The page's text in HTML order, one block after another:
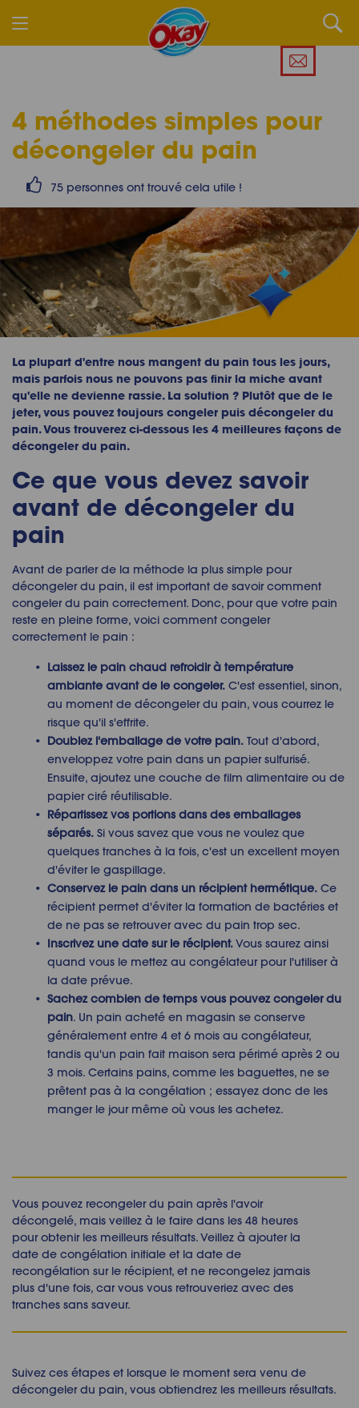
4 méthodes simples pour
décongeler du pain
75 personnes ont trouvé cela utile !
La plupart d'entre nous mangent du pain tous les jours,
mais parfois nous ne pouvons pas finir la miche avant
qu'elle ne devienne rassie. La solution ? Plutôt que de le
jeter, vous pouvez toujours congeler puis décongeler du
pain. Vous trouverez ci-dessous les 4 meilleures façons de
décongeler du pain.
Ce que vous devez savoir
avant de décongeler du
pain
Avant de parler de la méthode la plus simple pour
décongeler du pain, il est important de savoir comment
congeler du pain correctement. Donc, pour que votre pain
reste en pleine forme, voici comment congeler
correctement le pain :
Laissez le pain chaud refroidir à température
ambiante avant de le congeler. C'est essentiel, sinon,
au moment de décongeler du pain, vous courrez le
risque qu'il s'effrite.
Doublez l'emballage de votre pain. Tout d'abord,
enveloppez votre pain dans un papier sulfurisé.
Ensuite, ajoutez une couche de film alimentaire ou de
papier ciré réutilisable.
Répartissez vos portions dans des emballages
séparés. Si vous savez que vous ne voulez que
quelques tranches à la fois, c'est un excellent moyen
d'éviter le gaspillage.
Conservez le pain dans un récipient hermétique. Ce
récipient permet d'éviter la formation de bactéries et
de ne pas se retrouver avec du pain trop sec.
Inscrivez une date sur le récipient.Vous saurez ainsi
quand vous le mettez au congélateur pour l'utiliser à
la date prévue.
Sachez combien de temps vous pouvezcongeler du
pain. Un pain acheté en magasin se conserve
généralement entre 4 et 6 mois au congélateur,
tandis qu'un pain fait maison sera périmé après 2 ou
3 mois. Certains pains, comme les baguettes, ne se
prêtent pas à la congélation ; essayez donc de les
manger le jour même où vous les achetez.
Vous pouvez recongeler du pain après l'avoir
décongelé, mais veillez à le faire dans les 48 heures
pour obtenir les meilleurs résultats. Veillez à ajouter la
date de congélation initiale et la date de
recongélation sur le récipient, et ne recongelez jamais
plus d'une fois, car vous vous retrouveriez avec des
tranches sans saveur.
Suivez ces étapes et lorsque le moment sera venu de
décongeler du pain, vous obtiendrez les meilleurs résultats.